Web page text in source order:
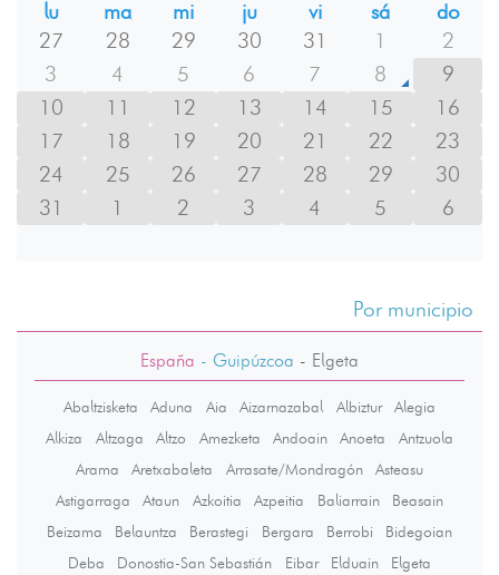
lu
ma mi ju vi sá
do
27
28 29 30 31 1
2
3
4 5 6 7 8
9
10
11 12 13 14 15
16
17
18 19 20 21 22
23
24
25 26 27 28 29
30
31
1 2 3 4 5 6
Por municipio
España - Guipúzcoa - Elgeta
Abaltzisketa Aduna Aia Aizarnazabal Albiztur
Alegia
Alkiza
Altzaga Altzo Amezketa Andoain Anoeta
Antzuola
Arama
Aretxabaleta Arrasate/Mondragón
Asteasu
Astigarraga
Ataun Azkoitia Azpeitia Baliarrain
Beasain
Beizama
Belauntza Berastegi Bergara Berrobi
Bidegoian
Deba
Donostia-San Sebastián Eibar Elduain
Elgeta